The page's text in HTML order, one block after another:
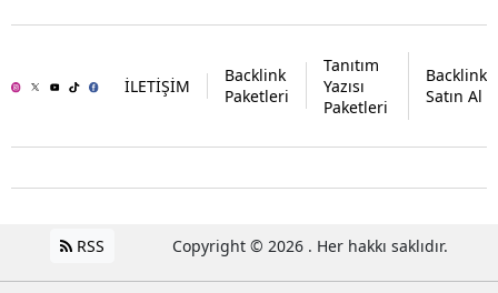
İLETİŞİM
Backlink
Paketleri
Tanıtım
Yazısı
Paketleri
Backlink
Satın Al
RSS Copyright © 2026 . Her hakkı saklıdır.